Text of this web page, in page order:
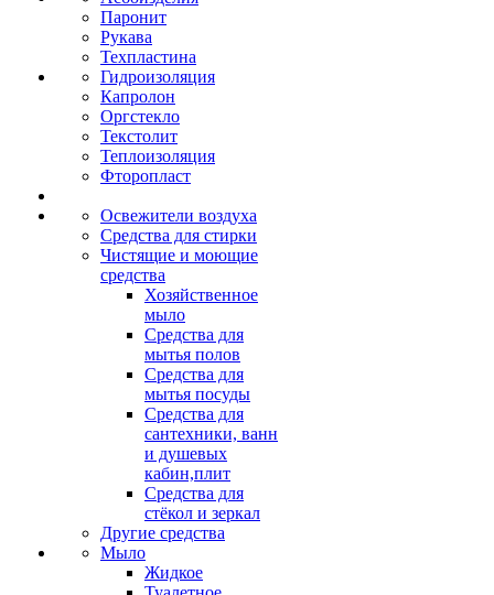
Паронит
Рукава
Техпластина
Гидроизоляция
Капролон
Оргстекло
Текстолит
Теплоизоляция
Фторопласт
Освежители воздуха
Средства для стирки
Чистящие и моющие
средства
Хозяйственное
мыло
Средства для
мытья полов
Средства для
мытья посуды
Средства для
сантехники, ванн
и душевых
кабин,плит
Средства для
стёкол и зеркал
Другие средства
Мыло
Жидкое